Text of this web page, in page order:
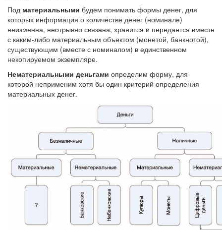
Под материальными будем понимать формы денег, для
которых информация о количестве денег (номинале)
неизменна, неотрывно связана, хранится и передается вместе
с каким-либо материальным объектом (монетой, банкнотой),
существующим (вместе с номиналом) в единственном
некопируемом экземпляре.
Нематериальными деньгами определим форму, для
которой неприменим хотя бы один критерий определения
материальных денег.